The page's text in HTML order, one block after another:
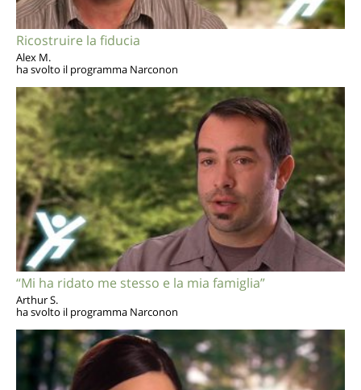
Ricostruire la fiducia
Alex M.
ha svolto il programma Narconon
“Mi ha ridato me stesso e la mia famiglia”
Arthur S.
ha svolto il programma Narconon